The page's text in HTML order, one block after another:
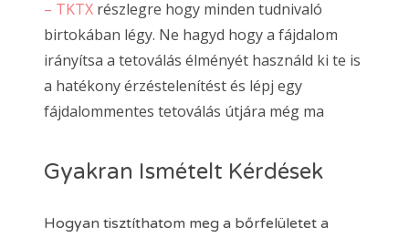
– TKTX részlegre hogy minden tudnivaló
birtokában légy. Ne hagyd hogy a fájdalom
irányítsa a tetoválás élményét használd ki te is
a hatékony érzéstelenítést és lépj egy
fájdalommentes tetoválás útjára még ma
Gyakran Ismételt Kérdések
Hogyan tisztíthatom meg a bőrfelületet a